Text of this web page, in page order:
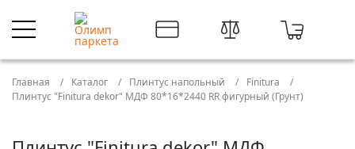
Главная Каталог Плинтус напольный
Finitura
Плинтус "Finitura dekor" МДФ 80*16*2440 RR фигурный (Грунт)